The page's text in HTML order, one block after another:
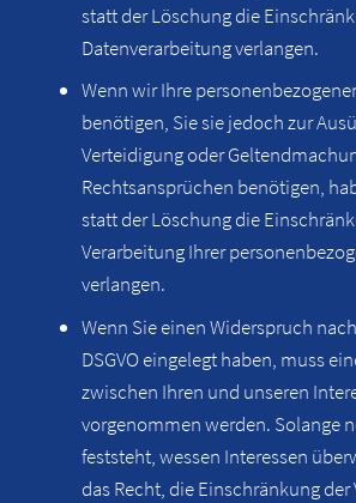
statt der Löschung die
Datenverarbeitung verlangen.
Wenn wir Ihre
benötigen, Sie sie jedoch zur
Verteidigung oder
Rechtsansprüchen benötigen,
statt der Löschung die
Verarbeitung Ihrer
verlangen.
Wenn Sie einen Widerspruch
DSGVO eingelegt haben, muss
zwischen Ihren und unseren
vorgenommen werden. Solange
feststeht, wessen Interessen
das Recht, die Einschränkung